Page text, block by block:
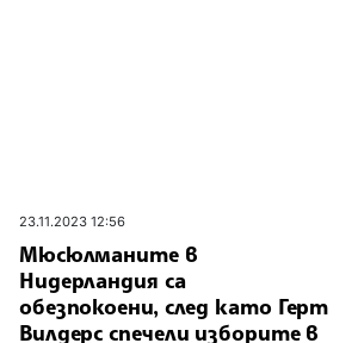
23.11.2023 12:56
Мюсюлманите в
Нидерландия са
обезпокоени, след като Герт
Вилдерс спечели изборите в